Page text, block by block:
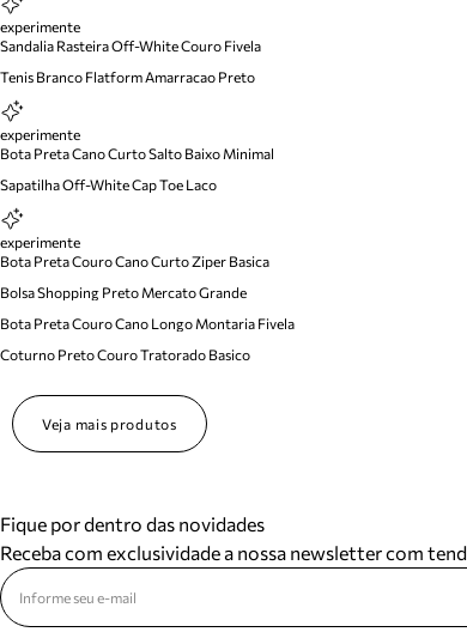
experimente
Sandalia Rasteira Off-White Couro Fivela
Tenis Branco Flatform Amarracao Preto
experimente
Bota Preta Cano Curto Salto Baixo Minimal
Sapatilha Off-White Cap Toe Laco
experimente
Bota Preta Couro Cano Curto Ziper Basica
Bolsa Shopping Preto Mercato Grande
Bota Preta Couro Cano Longo Montaria Fivela
Coturno Preto Couro Tratorado Basico
Veja mais produtos
Fique por dentro das novidades
Receba com exclusividade a nossa newsletter com